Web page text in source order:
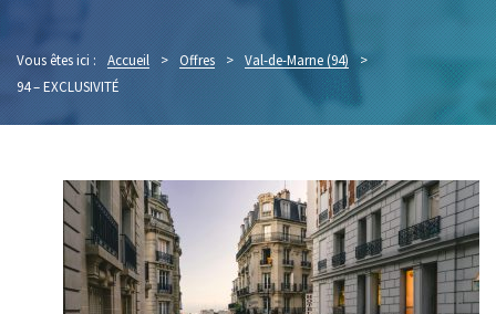
Vous êtes ici : Accueil > Offres > Val-de-Marne (94)
>
94 – EXCLUSIVITÉ